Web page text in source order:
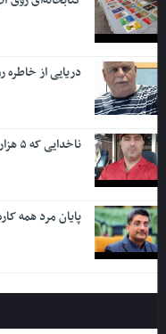
دریایی از خاطره
ناخدایی که ۵ هزار نفر را نجات داد
پایان مرد همه